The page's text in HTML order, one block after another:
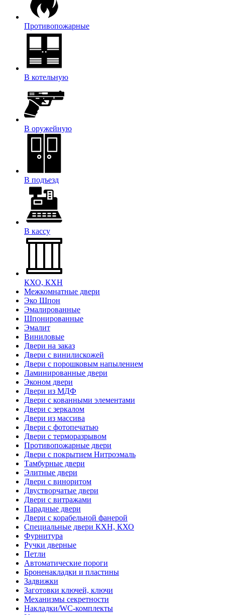
Противопожарные
В котельную
В оружейную
В подъезд
В кассу
КХО, КХН
Межкомнатные двери
Эко Шпон
Эмалированные
Шпонированные
Эмалит
Виниловые
Двери на заказ
Двери с винилискожей
Двери с порошковым напылением
Ламинированные двери
Эконом двери
Двери из МДФ
Двери с кованными элементами
Двери с зеркалом
Двери из массива
Двери с фотопечатью
Двери с терморазрывом
Противопожарные двери
Двери с покрытием Нитроэмаль
Тамбурные двери
Элитные двери
Двери с виноритом
Двустворчатые двери
Двери с витражами
Парадные двери
Двери с корабельной фанерой
Специальные двери КХН, КХО
Фурнитура
Ручки дверные
Петли
Автоматические пороги
Броненакладки и пластины
Задвижки
Заготовки ключей, ключи
Механизмы секретности
Накладки/WC-комплекты